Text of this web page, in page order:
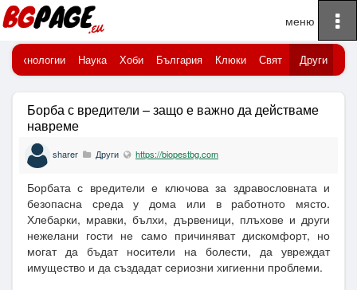
Начало
Технологии Наука Хоби България Клюки Свят Други
Борба с вредители – защо е важно да действаме
навреме
sharer Други https://biopestbg.com
Борбата с вредители е ключова за здравословната и
безопасна среда у дома или в работното място.
Хлебарки, мравки, бълхи, дървеници, плъхове и други
нежелани гости не само причиняват дискомфорт, но
могат да бъдат носители на болести, да увреждат
имущество и да създадат сериозни хигиенни проблеми.